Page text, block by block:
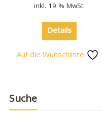
inkl. 19 % MwSt.
Details
Auf die Wunschliste
Suche